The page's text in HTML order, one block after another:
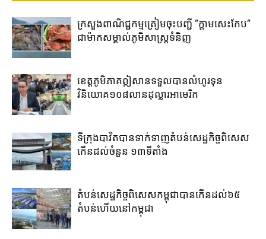
ក្រសួងពាណិជ្ជកម្ម​ត្រៀម​ចុះបញ្ជី​ ​”ក្តាមសេះកែប”​
ជា​ម៉ាក​សម្គាល់​ភូមិ​សាស្រ្ត​ទំនិញ​
ខេត្ត​ភូមិភាគឦសាន​ទទួល​បាន​លំហូរទុន​
វិនិយោគ​១០៨​លាន​ដុល្លារ​អាមេរិក​
ទីក្រុងបាវិត​បាន​ទាក់​ទាញ​តំបន់​សេដ្ឋកិច្ច​ពិសេស​
កើន​ដល់​ចំនួន ១៣​ទីតាំង​
តំបន់សេដ្ឋកិច្ច​ពិសេស​កម្ពុជា​បាន​កើន​ដល់​៦៥​
តំបន់​ហើយ​នៅ​កម្ពុជា